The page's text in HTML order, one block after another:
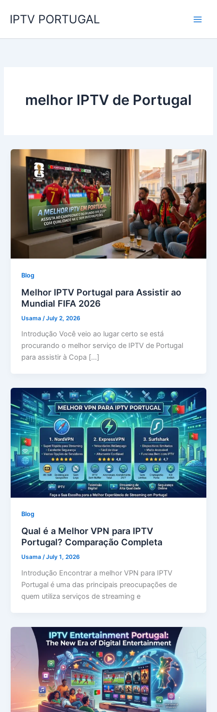
IPTV PORTUGAL
melhor IPTV de Portugal
Blog
Melhor IPTV Portugal para Assistir ao
Mundial FIFA 2026
Usama /July 2, 2026
Introdução Você veio ao lugar certo se está
procurando o melhor serviço de IPTV de Portugal
para assistir à Copa […]
Blog
Qual é a Melhor VPN para IPTV
Portugal? Comparação Completa
Usama/July 1, 2026
Introdução Encontrar a melhor VPN para IPTV
Portugal é uma das principais preocupações de
quem utiliza serviços de streaming e